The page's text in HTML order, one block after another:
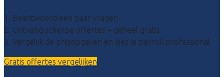
1. Beantwoord een paar vragen
2. Ontvang scherpe offertes – geheel gratis
3. Vergelijk de prijsopgaven en kies je payroll professional
Gratis offertes vergelijken